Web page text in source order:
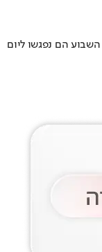
על הזכות לשרת • השבוע הם נפגשו ליום